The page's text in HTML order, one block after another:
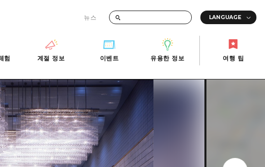
뉴스
빠른 여행
당일치기
반나절
1박 2일
험
변
계절 정보
이벤트
유용한 정보
FREE Wi-Fi
용 거리 관광안내소
드
매력을 동영상으로 소개!
사진 다운로드
재해가 발생했을 때의 교통 정보
관광 안내 책자
여행 팁
반나절
가 발생했을 때의 교통 정보
안내 책자